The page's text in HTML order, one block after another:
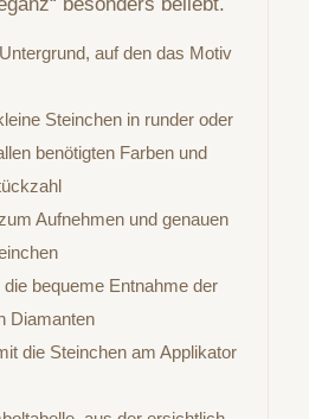
auf den das Motiv
Steinchen in runder oder
benötigten Farben und
Aufnehmen und genauen
bequeme Entnahme der
Diamanten
die Steinchen am Applikator